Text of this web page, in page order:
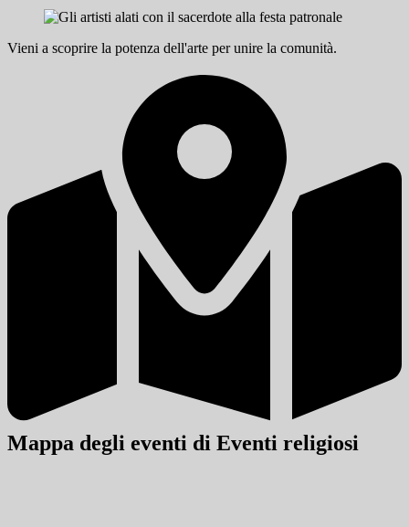
Vieni a scoprire la potenza dell'arte per unire la comunità.
Mappa degli eventi di Eventi religiosi